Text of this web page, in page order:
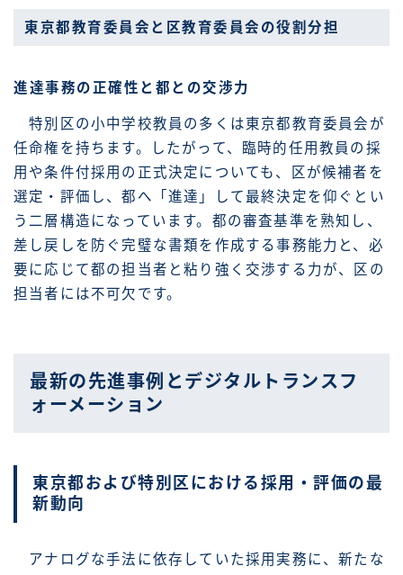
東京都教育委員会と区教育委員会の役割分担
進達事務の正確性と都との交渉力
特別区の小中学校教員の多くは東京都教育委員会が
任命権を持ちます。したがって、臨時的任用教員の採
用や条件付採用の正式決定についても、区が候補者を
選定・評価し、都へ「進達」して最終決定を仰ぐとい
う二層構造になっています。都の審査基準を熟知し、
差し戻しを防ぐ完璧な書類を作成する事務能力と、必
要に応じて都の担当者と粘り強く交渉する力が、区の
担当者には不可欠です。
最新の先進事例とデジタルトランスフ
ォーメーション
東京都および特別区における採用・評価の最
新動向
アナログな手法に依存していた採用実務に、新たな